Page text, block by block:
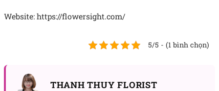
Website: https://flowersight.com/
5/5 - (1 bình chọn)
THANH THUY FLORIST